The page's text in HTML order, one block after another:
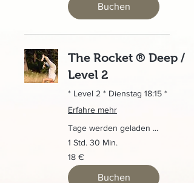
Buchen
The Rocket ® Deep /
Level 2
* Level 2 * Dienstag 18:15 *
Erfahre mehr
Tage werden geladen ...
1 Std. 30 Min.
18
Euro
18 €
Buchen